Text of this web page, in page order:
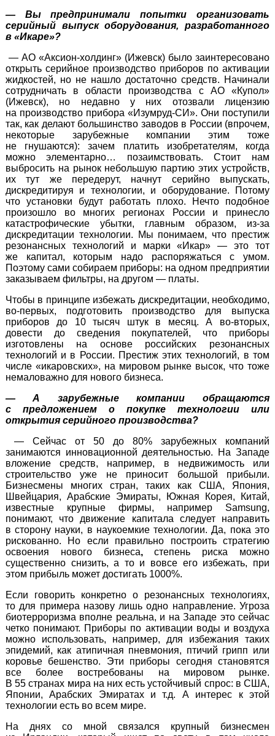
— Вы предпринимали попытки организовать
серийный выпуск оборудования, разработанного
в «Икаре»?
— АО «Аксион-холдинг»(Ижевск) было заинтересовано
открыть серийное производство приборов по активации
жидкостей, но не нашло достаточно средств. Начинали
сотрудничать в области производства с АО «Купол»
(Ижевск), но недавно у них отозвали лицензию
на производство прибора «Изумруд-СИ». Они поступили
так, как делают большинство заводов в России (впрочем,
некоторые зарубежные компании этим тоже
не гнушаются): зачем платить изобретателям, когда
можно элементарно… позаимствовать. Стоит нам
выбросить на рынок небольшую партию этих устройств,
их тут же передерут, начнут серийно выпускать,
дискредитируя и технологии, и оборудование. Потому
что установки будут работать плохо. Нечто подобное
произошло во многих регионах России и принесло
катастрофические убытки, главным образом, из-за
дискредитации технологии. Мы понимаем, что престиж
резонансных технологий и марки «Икар» — это тот
же капитал, которым надо распоряжаться с умом.
Поэтому сами собираем приборы: на одном предприятии
заказываем фильтры, на другом — платы.
Чтобы в принципе избежать дискредитации, необходимо,
во-первых, подготовить производство для выпуска
приборов до 10 тысяч штук в месяц.А во-вторых,
довести до сведения покупателей, что приборы
изготовлены на основе российских резонансных
технологий и в России. Престиж этих технологий, в том
числе «икаровских», на мировом рынке высок, что тоже
немаловажно для нового бизнеса.
— А зарубежные компании обращаются
с предложением о покупке технологии или
открытия серийного производства?
— Сейчас от 50 до 80% зарубежных компаний
занимаются инновационной деятельностью. На Западе
вложение средств, например, в недвижимость или
строительство уже не приносит большой прибыли.
Бизнесмены многих стран, таких как США, Япония,
Швейцария, Арабские Эмираты, Южная Корея, Китай,
известные крупные фирмы, например Samsung,
понимают, что движение капитала следует направить
в сторону науки, в наукоемкие технологии. Да, пока это
рискованно. Но если правильно построить стратегию
освоения нового бизнеса,степень риска можно
существенно снизить, а то и вовсе его избежать, при
этом прибыль может достигать 1000%.
Если говорить конкретно о резонансных технологиях,
то для примера назову лишь одно направление. Угроза
биотерроризма вполне реальна, и на Западе это сейчас
четко понимают. Приборы по активации воды и воздуха
можно использовать, например, для избежания таких
эпидемий, как атипичная пневмония, птичий грипп или
коровье бешенство. Эти приборы сегодня становятся
все более востребованы на мировом рынке.
В 55 странах мира на них есть устойчивый спрос: в США,
Японии, Арабских Эмиратах и т.д. А интерес к этой
технологии есть во всем мире.
На днях со мной связался крупный бизнесмен